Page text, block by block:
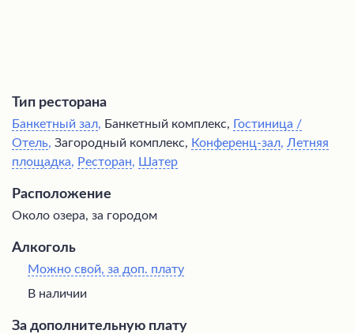
Тип ресторана
Банкетный зал, Банкетный комплекс, Гостиница /
Отель, Загородный комплекс, Конференц-зал, Летняя
площадка, Ресторан, Шатер
Расположение
Около озера, за городом
Алкоголь
Можно свой, за доп. плату
В наличии
За дополнительную плату